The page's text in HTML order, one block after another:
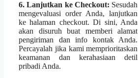
6. Lanjutkan ke Checkout: Sesudah
mengevaluasi order Anda, lanjutkan
ke halaman checkout. Di sini, Anda
akan disuruh buat memberi alamat
pengiriman dan info kontak Anda.
Percayalah jika kami memprioritaskan
keamanan dan kerahasiaan detil
pribadi Anda.